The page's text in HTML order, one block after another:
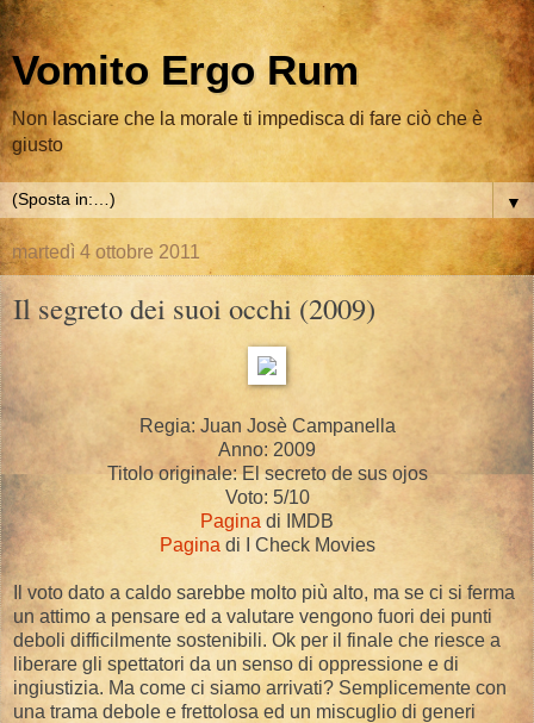
Vomito Ergo Rum
Non lasciare che la morale ti impedisca di fare ciò che è
giusto
▼
martedì 4 ottobre 2011
Il segreto dei suoi occhi (2009)
Regia: Juan Josè Campanella
Anno: 2009
Titolo originale: El secreto de sus ojos
Voto: 5/10
Paginadi IMDB
Pagina di I Check Movies
Il voto dato a caldo sarebbe molto più alto, ma se ci si ferma
un attimo a pensare ed a valutare vengono fuori dei punti
deboli difficilmente sostenibili. Ok per il finale che riesce a
liberare gli spettatori da un senso di oppressione e di
ingiustizia. Ma come ci siamo arrivati? Semplicemente con
una trama debole e frettolosa ed un miscuglio di generi